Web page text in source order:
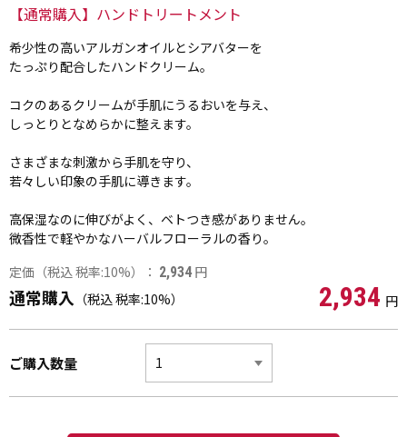
【通常購入】ハンドトリートメント
希少性の高いアルガンオイルとシアバターを
たっぷり配合したハンドクリーム。
コクのあるクリームが手肌にうるおいを与え、
しっとりとなめらかに整えます。
さまざまな刺激から手肌を守り、
若々しい印象の手肌に導きます。
高保湿なのに伸びがよく、ベトつき感がありません。
微香性で軽やかなハーバルフローラルの香り。
定価（税込 税率:10%）： 2,934 円
通常購入 （税込 税率:10%） 2,934 円
ご購入数量